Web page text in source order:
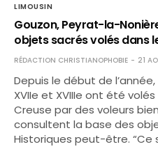
LIMOUSIN
Gouzon, Peyrat-la-
objets sacrés volés dans
RÉDACTION CHRISTIANOPHOBIE 21
Depuis le début de
XVIIe et XVIIIe ont été
Creuse par des voleurs
consultent la base des
Historiques peut-être. “Ce